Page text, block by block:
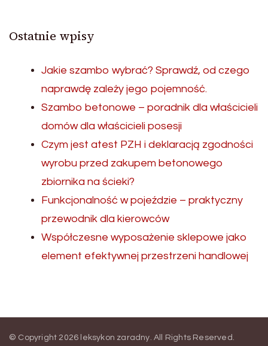
Ostatnie wpisy
Jakie szambo wybrać? Sprawdź, od czego
naprawdę zależy jego pojemność.
Szambo betonowe – poradnik dla właścicieli
domów dla właścicieli posesji
Czym jest atest PZH i deklaracją zgodności
wyrobu przed zakupem betonowego
zbiornika na ścieki?
Funkcjonalność w pojeździe – praktyczny
przewodnik dla kierowców
Współczesne wyposażenie sklepowe jako
element efektywnej przestrzeni handlowej
© Copyright 2026 leksykon zaradny. All Rights Reserved.